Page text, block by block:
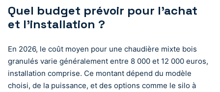
Quel budget prévoir pour l’achat
et l’installation ?
En 2026, le coût moyen pour une chaudière mixte bois
granulés varie généralement entre 8 000 et 12 000 euros,
installation comprise. Ce montant dépend du modèle
choisi, de la puissance, et des options comme le silo à